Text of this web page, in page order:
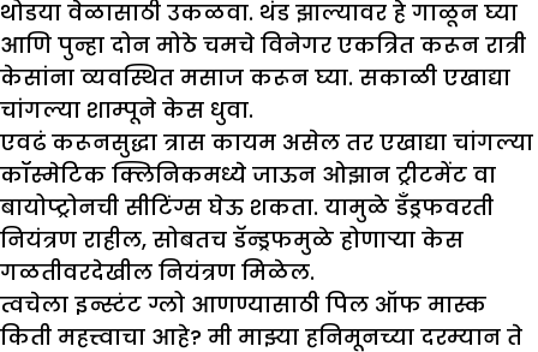
थोडया वेळासाठी उकळवा. थंड झाल्यावर हे गाळून घ्या
आणि पुन्हा दोन मोठे चमचे विनेगर एकत्रित करून रात्री
केसांना व्यवस्थित मसाज करून घ्या. सकाळी एखाद्या
चांगल्या शाम्पूने केस धुवा.
एवढं करूनसुद्धा त्रास कायम असेल तर एखाद्या चांगल्या
कॉस्मेटिक क्लिनिकमध्ये जाऊन ओझान ट्रीटमेंट वा
बायोप्ट्रोनची सीटिंग्स घेऊ शकता. यामुळे डँड्रफवरती
नियंत्रण राहील, सोबतच डॅन्ड्रफमुळे होणाऱ्या केस
गळतीवरदेखील नियंत्रण मिळेल.
त्वचेला इन्स्टंट ग्लो आणण्यासाठी पिल ऑफ मास्क
किती महत्त्वाचा आहे? मी माझ् या हनिमूनच्या दरम्यान ते